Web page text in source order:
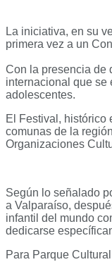
La iniciativa, en su
primera vez a un
Con la presencia de
internacional que se
adolescentes.
El Festival, histórico
comunas de la
Organizaciones
Según lo señalado
a Valparaíso,
infantil del mundo
dedicarse
Para Parque